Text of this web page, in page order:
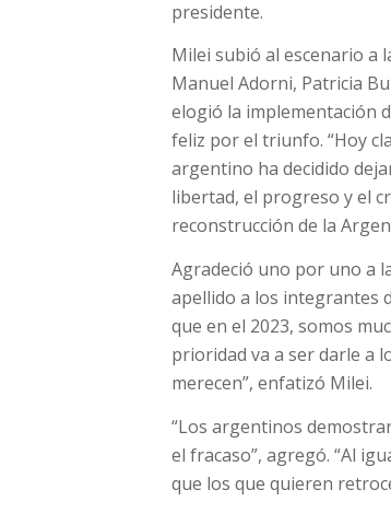
presidente.
Milei subió al escenario a
Manuel Adorni, Patricia
elogió la implementación
feliz por el triunfo. “Hoy
argentino ha decidido
libertad, el progreso y el
reconstrucción de la
Agradeció uno por uno a
apellido a los integrantes
que en el 2023, somos
prioridad va a ser darle a
merecen”, enfatizó Milei.
“Los argentinos
el fracaso”, agregó. “Al
que los que quieren